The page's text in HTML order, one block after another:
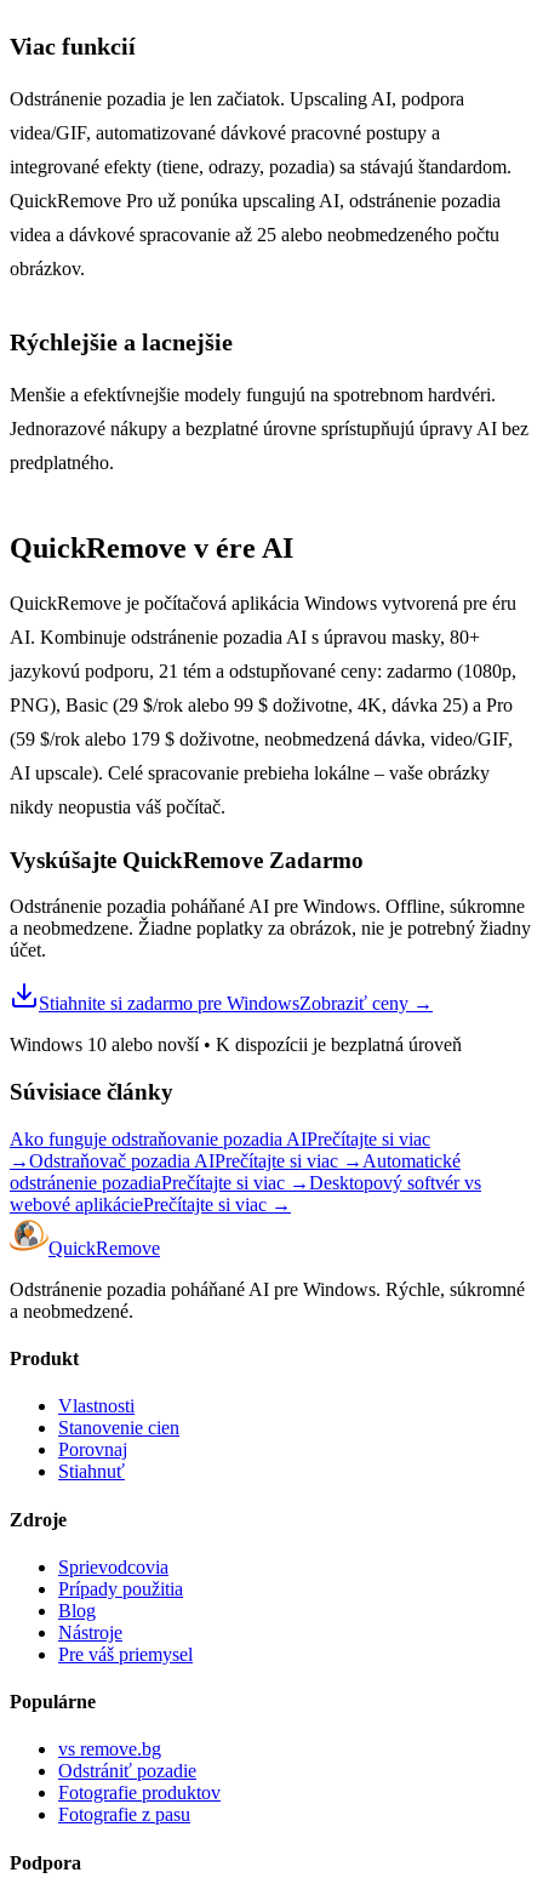
Viac funkcií
Odstránenie pozadia je len začiatok. Upscaling AI, podpora
videa/GIF, automatizované dávkové pracovné postupy a
integrované efekty (tiene, odrazy, pozadia) sa stávajú štandardom.
QuickRemove Pro už ponúka upscaling AI, odstránenie pozadia
videa a dávkové spracovanie až 25 alebo neobmedzeného počtu
obrázkov.
Rýchlejšie a lacnejšie
Menšie a efektívnejšie modely fungujú na spotrebnom hardvéri.
Jednorazové nákupy a bezplatné úrovne sprístupňujú úpravy AI bez
predplatného.
QuickRemove v ére AI
QuickRemove je počítačová aplikácia Windows vytvorená pre éru
AI. Kombinuje odstránenie pozadia AI s úpravou masky, 80+
jazykovú podporu, 21 tém a odstupňované ceny: zadarmo (1080p,
PNG), Basic (29 $/rok alebo 99 $ doživotne, 4K, dávka 25) a Pro
(59 $/rok alebo 179 $ doživotne, neobmedzená dávka, video/GIF,
AI upscale). Celé spracovanie prebieha lokálne – vaše obrázky
nikdy neopustia váš počítač.
Vyskúšajte QuickRemove Zadarmo
Odstránenie pozadia poháňané AI pre Windows. Offline, súkromne
a neobmedzene. Žiadne poplatky za obrázok, nie je potrebný žiadny
účet.
Stiahnite si zadarmo pre WindowsZobraziť ceny →
Windows 10 alebo novší• K dispozícii je bezplatná úroveň
Súvisiace články
Ako funguje odstraňovanie pozadia AIPrečítajte si viac
→Odstraňovač pozadia AIPrečítajte si viac → Automatické
odstránenie pozadiaPrečítajte si viac →Desktopový softvér vs
webové aplikáciePrečítajte si viac →
QuickRemove
Odstránenie pozadia poháňané AI pre Windows. Rýchle, súkromné ​​
a neobmedzené.
Produkt
Vlastnosti
Stanovenie cien
Porovnaj
Stiahnuť
Zdroje
Sprievodcovia
Prípady použitia
Blog
Nástroje
Pre váš priemysel
Populárne
vs remove.bg
Odstrániť pozadie
Fotografie produktov
Fotografie z pasu
Podpora